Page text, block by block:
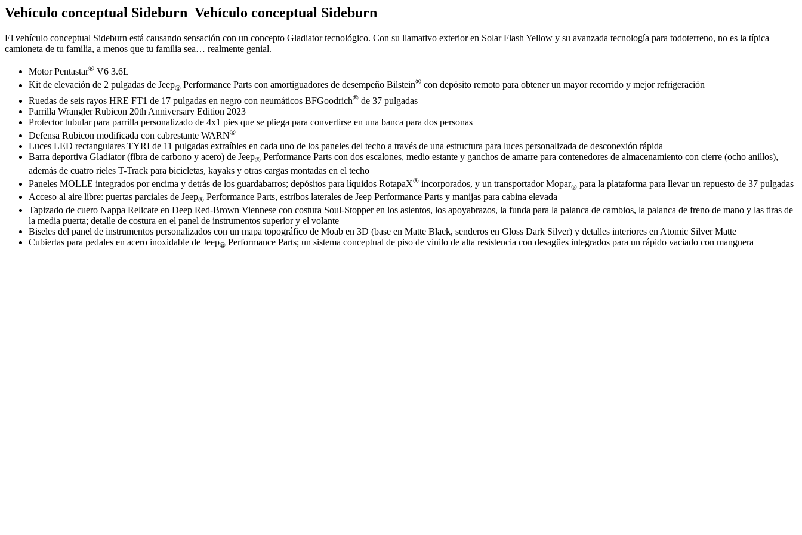
Vehículo conceptual​​​​​​​ Sideburn ​​​​​​​ Vehículo conceptual​​​​​​​ Sideburn ​​​​​​​
El vehículo conceptual Sideburn está causando sensación con un concepto Gladiator tecnológico​​​​​​​. Con su llamativo exterior en Solar Flash Yellow y su avanzada tecnología para todoterreno, no es la típica
camioneta de tu familia, a menos que tu familia sea… realmente genial.
Motor Pentastar® V6 3.6L
Kit de elevación de 2 pulgadas de Jeep® Performance Parts con amortiguadores de desempeño Bilstein® con depósito remoto​​​​​​​ para obtener un mayor recorrido y mejor refrigeración
Ruedas ​​​​​​​de seis rayos HRE FT1 de 17 pulgadas en negro con neumáticos BFGoodrich® de 37 pulgadas
Parrilla Wrangler Rubicon 20th Anniversary Edition 2023​​​​​​​
Protector tubular para parrilla personalizado de 4x1 pies que se pliega para convertirse en una banca para dos personas​​​​​​​
Defensa Rubicon modificada con cabrestante WARN®
Luces LED rectangulares TYRI de 11 pulgadas extraíbles en cada uno de los paneles del techo​​​​​​​ a través de una estructura para luces personalizada de desconexión rápida​​​​​​​
Barra deportiva Gladiator​​​​​​​ (fibra de carbono y acero) de Jeep® Performance Parts ​​​​​​​con dos escalones, medio estante y ganchos de amarre para contenedores de almacenamiento con cierre (ocho anillos),
además de cuatro rieles T-Track para bicicletas, kayaks y otras cargas montadas en el techo
Paneles MOLLE integrados por encima y detrás de los guardabarros; depósitos para líquidos RotapaX® incorporados, y un transportador Mopar® para la plataforma para llevar un repuesto de 37​​​​​​​ pulgadas
Acceso al aire libre: puertas parciales de Jeep® Performance Parts, estribos laterales de Jeep Performance Parts​ y manijas​​​​​ para cabina elevada
Tapizado de cuero Nappa Relicate en Deep Red-Brown Viennese con costura Soul-Stopper en los asientos, los apoyabrazos, la funda para la palanca de cambios, la palanca de freno de mano​​​​​​​ y las tiras de
la media puerta; detalle de costura en el panel de instrumentos superior y el volante​​​​​​​
Biseles del panel de instrumentos personalizados con un mapa topográfico de Moab en 3D (base en Matte Black, senderos en Gloss Dark Silver) y detalles interiores en Atomic Silver Matte​​​​​​​
Cubiertas para pedales en acero inoxidable de Jeep® Performance Parts​​​​​​​; un sistema conceptual de piso de vinilo de alta resistencia con desagües integrados para un rápido vaciado con manguera